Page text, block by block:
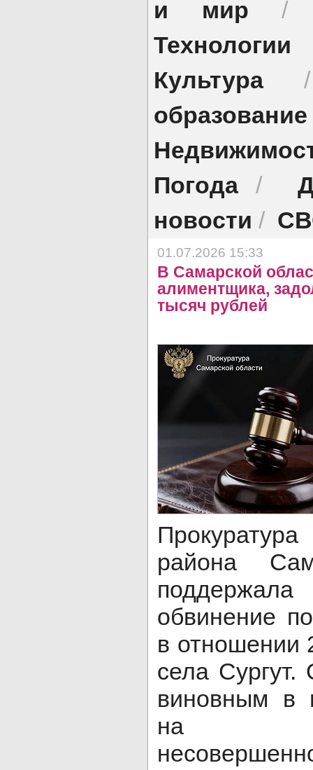
и мир
Технологии
Культура
образование
Погода/
новости /
01.07.2026 15:33
В Самарской
алиментщика,
тысяч рублей
района
поддержала
обвинение
в отношении
села
виновным в
на